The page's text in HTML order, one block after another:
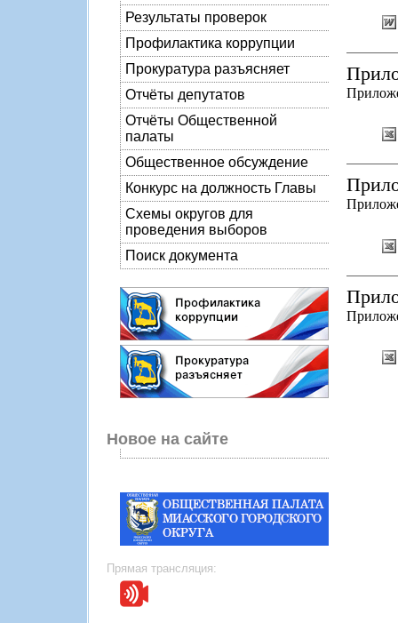
Результаты проверок
Профилактика коррупции
Прокуратура разъясняет
Отчёты депутатов
Отчёты Общественной
палаты
Общественное обсуждение
Конкурс на должность Главы
Схемы округов для
проведения выборов
Поиск документа
Новое на сайте
Прямая трансляция: